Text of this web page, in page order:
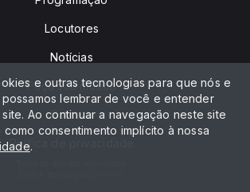
Locutores
Notícias
Peça sua música
Contato
Política de privacidade
e outras tecnologias para que nós e
lembrar de você e entender
Ao continuar a navegação neste site
consentimento implícito à nossa
.